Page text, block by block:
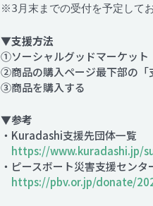
※3月末までの受付を予定して
▼支援方法
①ソーシャルグッドマーケッ
②商品の購入ページ最下部の「
③商品を購入する
▼参考
・Kuradashi支援先団体一覧
https://www.kuradashi.jp/
・ピースボート災害支援セン
https://pbv.or.jp/donate/